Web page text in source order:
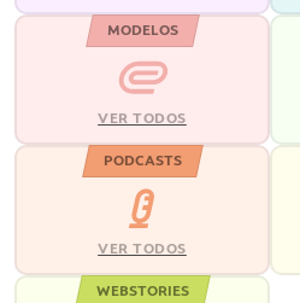
MODELOS
VER TODOS
PODCASTS
VER TODOS
WEBSTORIES